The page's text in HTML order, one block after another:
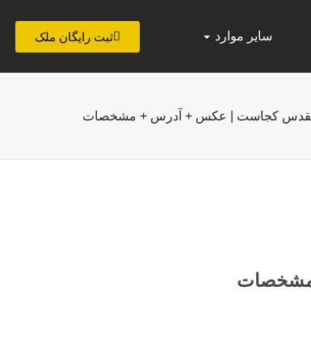
سایر موارد ثبت رایگان ملک
مقدس کجاست | عکس + آدرس + مشخصات
مشخصات